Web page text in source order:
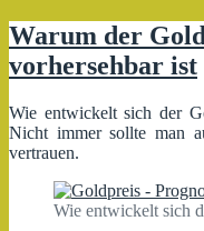
Warum der
vorhersehbar ist
Wie entwickelt sich der
Nicht immer sollte man
vertrauen.
Wie entwickelt sich